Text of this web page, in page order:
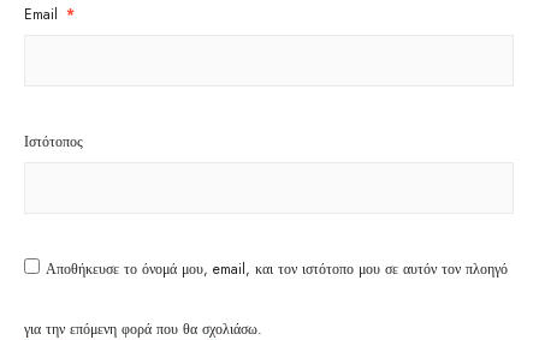
Email *
Ιστότοπος
Αποθήκευσε το όνομά μου, email, και τον ιστότοπο μου σε αυτόν τον πλοηγό
για την επόμενη φορά που θα σχολιάσω.